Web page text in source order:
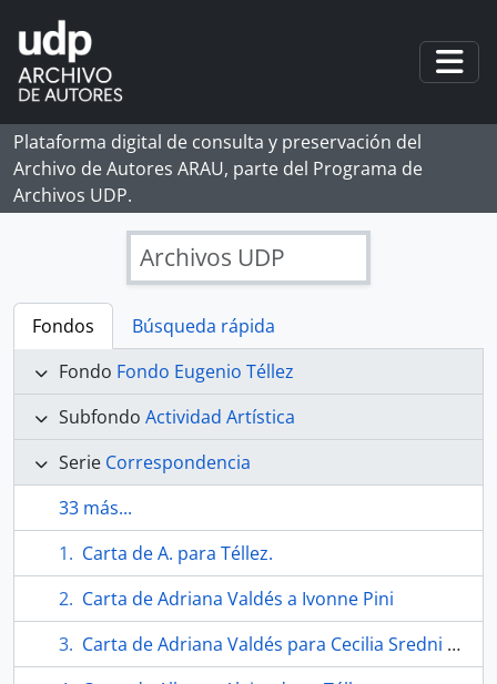
Skip to main content
Plataforma digital de consulta y preservación del
Archivo de Autores ARAU, parte del Programa de
Archivos UDP.
Archivos UDP
Fondos
Búsqueda rápida
Fondo Fondo Eugenio Téllez
Subfondo Actividad Artística
Serie Correspondencia
33 más...
Carta de A. para Téllez.
Carta de Adriana Valdés a Ivonne Pini
Carta de Adriana Valdés para Cecilia Sredni de Birbragher.